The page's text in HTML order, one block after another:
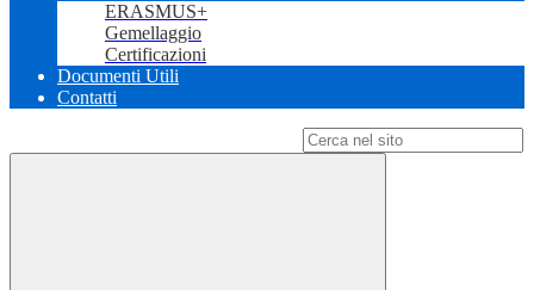
ERASMUS+
Gemellaggio
Certificazioni
Documenti Utili
Contatti